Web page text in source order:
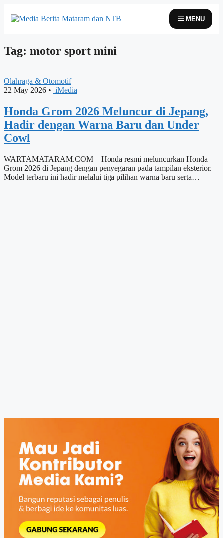
MENU
Tag: motor sport mini
Olahraga & Otomotif
22 May 2026 • iMedia
Honda Grom 2026 Meluncur di Jepang,
Hadir dengan Warna Baru dan Under
Cowl
WARTAMATARAM.COM – Honda resmi meluncurkan Honda
Grom 2026 di Jepang dengan penyegaran pada tampilan eksterior.
Model terbaru ini hadir melalui tiga pilihan warna baru serta…